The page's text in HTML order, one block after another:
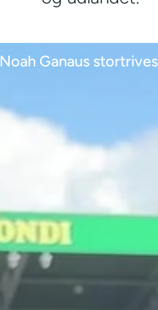
Noah Ganaus